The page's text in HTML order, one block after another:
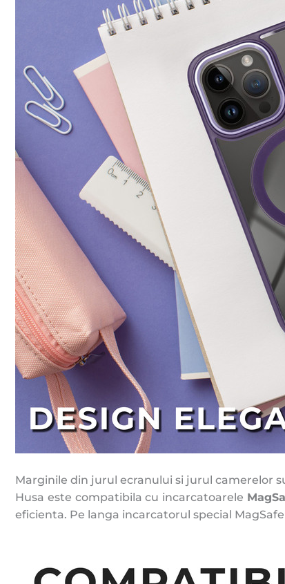
Marginile din jurul ecranului si jurul camerelor
Husa este compatibila cu incarcatoarele
eficienta. Pe langa incarcatorul special